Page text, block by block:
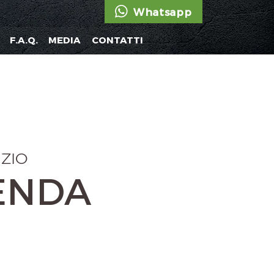
Whatsapp
F.A.Q. MEDIA CONTATTI